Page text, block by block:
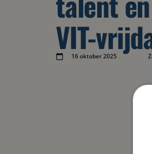
VIT-
16 oktober 2025